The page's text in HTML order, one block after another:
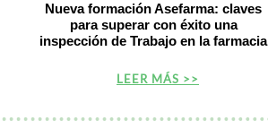
Nueva formación Asefarma: claves
para superar con éxito una
inspección de Trabajo en la farmacia
LEER MÁS >>